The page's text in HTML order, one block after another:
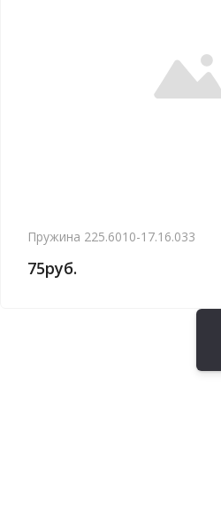
Пружина 225.6010-17.16.033
75руб.